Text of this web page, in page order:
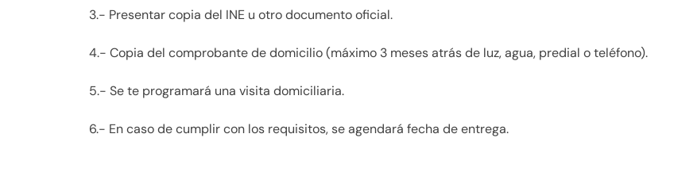
3.- Presentar copia del INE u otro documento oficial.
4.- Copia del comprobante de domicilio (máximo 3 meses atrás de luz, agua, predial o teléfono).
5.- Se te programará una visita domiciliaria.
6.- En caso de cumplir con los requisitos, se agendará fecha de entrega.